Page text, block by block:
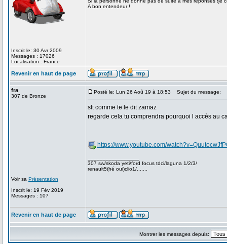
Inscrit le: 30 Avr 2009
Messages : 17026
Localisation : France
A bon entendeur !
Revenir en haut de page
fra
307 de Bronze
Voir sa Présentation
Inscrit le: 19 Fév 2019
Messages : 107
Posté le: Lun 26 Aoû 19 à 18:53 Sujet du message:
slt comme te le dit zamaz
regarde cela tu comprendra pourquoi l accès au
https://www.youtube.com/
307 sw/skoda yeti/ford focus tdci/laguna 1/2/3/
renault5(hé oui)clio1/.......
Revenir en haut de page
Montrer les messages depuis: